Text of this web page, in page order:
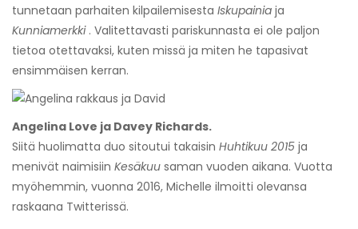
tunnetaan parhaiten kilpailemisesta Iskupainia ja
Kunniamerkki. Valitettavasti pariskunnasta ei ole paljon
tietoa otettavaksi, kuten missä ja miten he tapasivat
ensimmäisen kerran.
Angelina Love ja Davey Richards.
Siitä huolimatta duo sitoutui takaisin Huhtikuu 2015 ja
menivät naimisiin Kesäkuu saman vuoden aikana. Vuotta
myöhemmin, vuonna 2016, Michelle ilmoitti olevansa
raskaana Twitterissä.